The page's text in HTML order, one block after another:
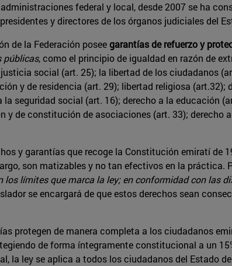
federal y local, desde 2007 se ha
y directores de los órganos judiciales del
de la Federación poseegarantías de refuerzo y
públicas, como el principio de igualdad en razón de
social (art. 25); la libertad de los ciudadanos
y de residencia (art. 29); libertad religiosa
seguridad social (art. 16); derecho a la educación
y de constitución de asociaciones (art. 33); derecho
y garantías que recoge la Constitución emiratí de
son matizables y no tan efectivos en la práctica.
los límites que marca la ley; en conformidad con las
se encargará de que estos derechos sean
protegen de manera completa a los ciudadanos
de forma íntegramente constitucional a un
la ley se aplica a todos los ciudadanos del Estado